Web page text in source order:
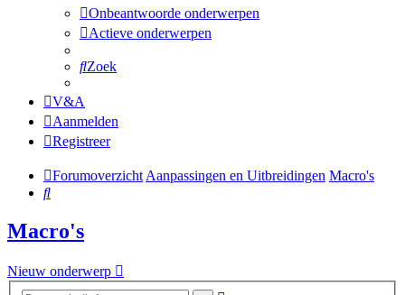
Onbeantwoorde onderwerpen
Actieve onderwerpen
Zoek
V&A
Aanmelden
Registreer
Forumoverzicht Aanpassingen en Uitbreidingen Macro's
Zoek
Macro's
Nieuw onderwerp